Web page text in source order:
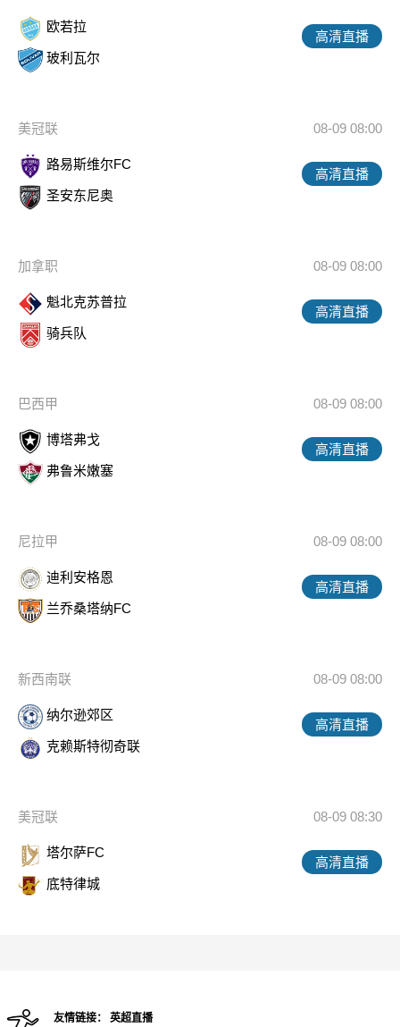
欧若拉
玻利瓦尔
高清直播
美冠联 08-09 08:00
路易斯维尔FC
圣安东尼奥
高清直播
加拿职 08-09 08:00
魁北克苏普拉
骑兵队
高清直播
巴西甲 08-09 08:00
博塔弗戈
弗鲁米嫩塞
高清直播
尼拉甲 08-09 08:00
迪利安格恩
兰乔桑塔纳FC
高清直播
新西南联 08-09 08:00
纳尔逊郊区
克赖斯特彻奇联
高清直播
美冠联 08-09 08:30
塔尔萨FC
底特律城
高清直播
友情链接： 英超直播